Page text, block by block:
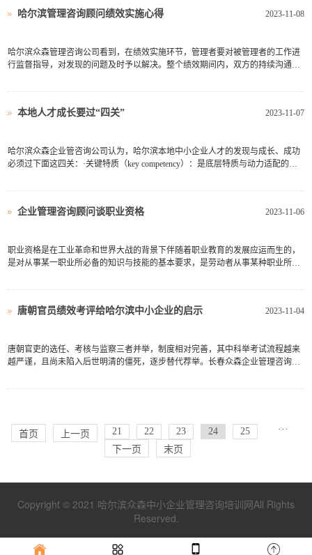
2023-11-08
哈尔滨管理咨询顾问绩效实施心得
哈尔滨众森管理咨询公司看到，在绩效实施环节，管理者要对被管理者的工作进
行监督指导，对发现的问题及时予以解决。整个绩效期间内，双方的持续沟通是
监督实际上收效甚微。但是大数据时代下，由于协同工具的大量采用，如E-
2023-11-07
本地人才成长要过“四关”
哈尔滨众森企业管咨询公司认为，哈尔滨本地中小企业人才的发现与成长、成功
必须过下面这四关：·关键特质（key competency）：是底层特质与动力适配的内
experience）：是具有破坏性、挑战性的关键经历，是实现突破、加速成长的必要
2023-11-06
企业管理咨询顾问谈职业资格
职业资格是在工业革命和世界大战的背景下伴随着职业教育的发展应运而生的，
是对从事某一职业所必备的知识与技能的基本要求，是劳动者从事某种职业所需
业资格。例如，医生等关乎生命健康、责任较大、关乎公共利益的岗位必须考取
2023-11-04
唐朝官员绩效考评给哈尔滨中小企业的启示
唐朝官吏的选任、考核与监察三者并举，制度相对完善，其中科举考试流程越来
越严谨，且尚未陷入后世明清的僵死，逐步替代荐举。长春众森企业管理咨询公
启示。唐朝的考核奖惩制度主要是考课，包括政事的结果、功过善恶，一年一小
首页 上一页 ···
21 22 23 24
25
下一页
末页
Copyright © 2021 哈尔滨众森中小企业管理咨询培训网All Rights
Reserved.